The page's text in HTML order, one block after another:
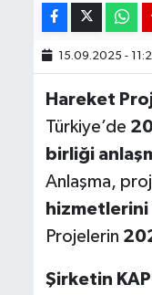
15.09.2025 -
Hareket
Türkiye’de
birliği
Anlaşma,
hizmetlerini
Projelerin
Şirketin